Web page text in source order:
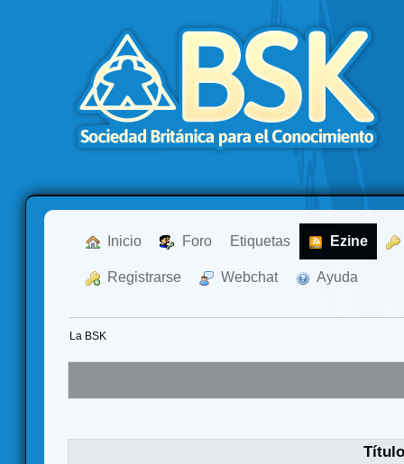
Inicio Foro Etiquetas Ezine
Registrarse Webchat Ayuda
La BSK
Título